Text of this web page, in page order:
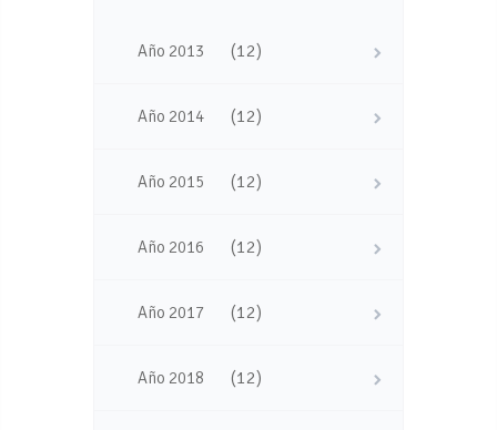
Año 2013 (12)
Año 2014 (12)
Año 2015 (12)
Año 2016 (12)
Año 2017 (12)
Año 2018 (12)